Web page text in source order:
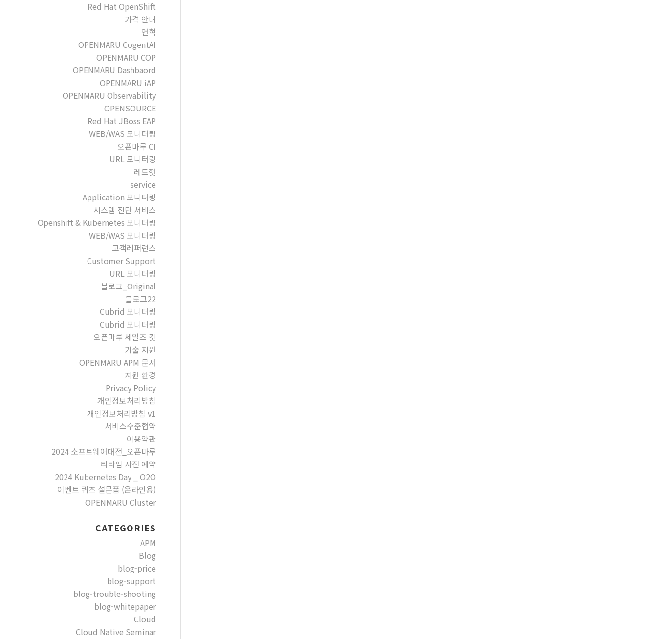
Red Hat OpenShift
가격 안내
연혁
OPENMARU CogentAI
OPENMARU COP
OPENMARU Dashbaord
OPENMARU iAP
OPENMARU Observability
OPENSOURCE
Red Hat JBoss EAP
WEB/WAS 모니터링
오픈마루 CI
URL 모니터링
레드햇
service
Application 모니터링
시스템 진단 서비스
Openshift & Kubernetes 모니터링
WEB/WAS 모니터링
고객레퍼런스
Customer Support
URL 모니터링
블로그_Original
블로그22
Cubrid 모니터링
Cubrid 모니터링
오픈마루 세일즈 킷
기술 지원
OPENMARU APM 문서
지원 환경
Privacy Policy
개인정보처리방침
개인정보처리방침 v1
서비스수준협약
이용약관
2024 소프트웨어대전_오픈마루
티타임 사전 예약
2024 Kubernetes Day _ O2O
이벤트 퀴즈 설문폼 (온라인용)
OPENMARU Cluster
CATEGORIES
APM
Blog
blog-price
blog-support
blog-trouble-shooting
blog-whitepaper
Cloud
Cloud Native Seminar